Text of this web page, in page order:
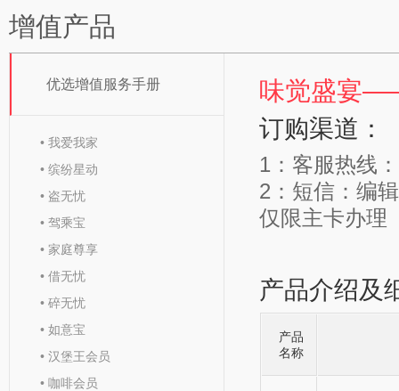
增值产品
优选增值服务手册
• 我爱我家
• 缤纷星动
• 盗无忧
• 驾乘宝
• 家庭尊享
• 借无忧
• 碎无忧
• 如意宝
• 汉堡王会员
• 咖啡会员
味觉盛宴
订购渠道：
1：客服热线
2：短信：编
仅限主卡办理
产品介绍及
产品
名称